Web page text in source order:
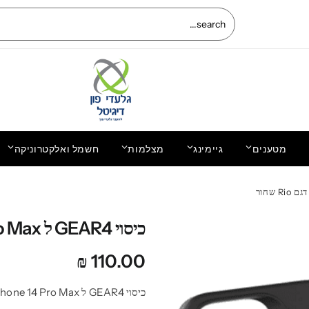
מטענים גיימינג מצלמות חשמל ואלקטרוניקה
כיסוי GEAR4 ל iPhone 14 Pro Max דגם Rio שחור
₪110.00
כיסוי GEAR4 ל iPhone 14 Pro Max דגם Rio שחור